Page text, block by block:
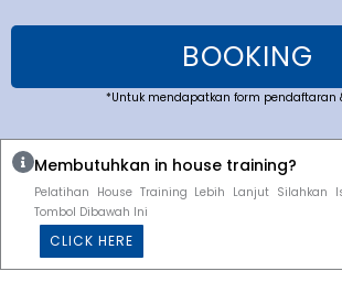
BOOKING
*Untuk mendapatkan form pendaftaran
Membutuhkan in house training?
Pelatihan House Training Lebih Lanjut Silahkan
Tombol Dibawah Ini
CLICK HERE